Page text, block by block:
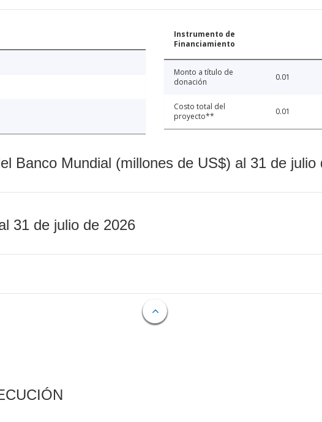
Instrumento de
Financiamiento
Monto a título de
donación
0.01
Costo total del
proyecto**
0.01
Banco Mundial (millones de US$) al 31 de julio
31 de julio de 2026